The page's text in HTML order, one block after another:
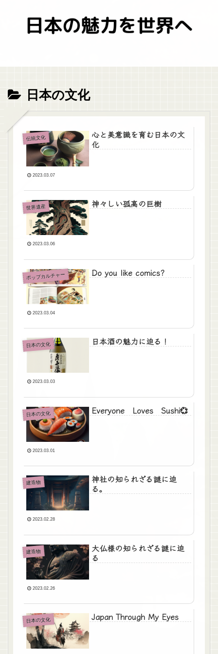
日本の文化
伝統文化
心と美意識を育む日本の文
化
2023.03.07
世界遺産 神々しい孤高の巨樹
2023.03.06
ポップカルチャー Do you like comics?
2023.03.04
日本の文化 日本酒の魅力に迫る！
2023.03.03
日本の文化 Everyone Loves Sushi💞
2023.03.01
建造物
神社の知られざる謎に迫
る。
2023.02.28
建造物
大仏様の知られざる謎に迫
る
2023.02.26
日本の文化 Japan Through My Eyes